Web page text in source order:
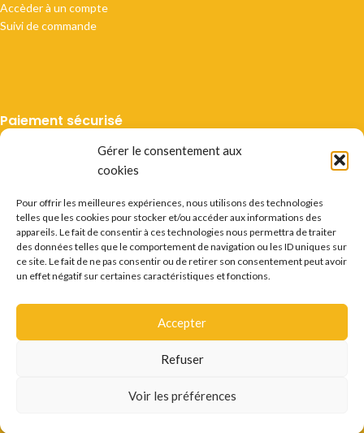
Gérer le consentement aux
cookies
Pour offrir les meilleures expériences, nous utilisons des technologies
telles que les cookies pour stocker et/ou accéder aux informations des
appareils. Le fait de consentir à ces technologies nous permettra de traiter
des données telles que le comportement de navigation ou les ID uniques sur
ce site. Le fait de ne pas consentir ou de retirer son consentement peut avoir
un effet négatif sur certaines caractéristiques et fonctions.
Accepter
Refuser
Voir les préférences
Accèder à un compte
Suivi de commande
Paiement sécurisé
Livraison suivie
Vie privée
Recrutement
CONSOMMER AVEC MODÉRATION.